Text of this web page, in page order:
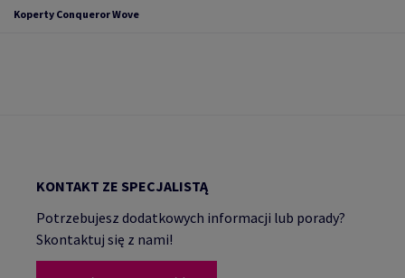
Koperty Conqueror Wove
KONTAKT ZE SPECJALISTĄ
Potrzebujesz dodatkowych informacji lub porady?
Skontaktuj się z nami!